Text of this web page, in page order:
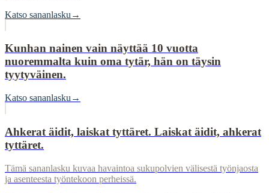
Katso sananlasku →
Kunhan nainen vain näyttää 10 vuotta
nuoremmalta kuin oma tytär, hän on täysin
tyytyväinen.
Katso sananlasku →
Ahkerat äidit, laiskat tyttäret. Laiskat äidit, ahkerat
tyttäret.
Tämä sananlasku kuvaa havaintoa sukupolvien välisestä työnjaosta
ja asenteesta työntekoon perheissä.